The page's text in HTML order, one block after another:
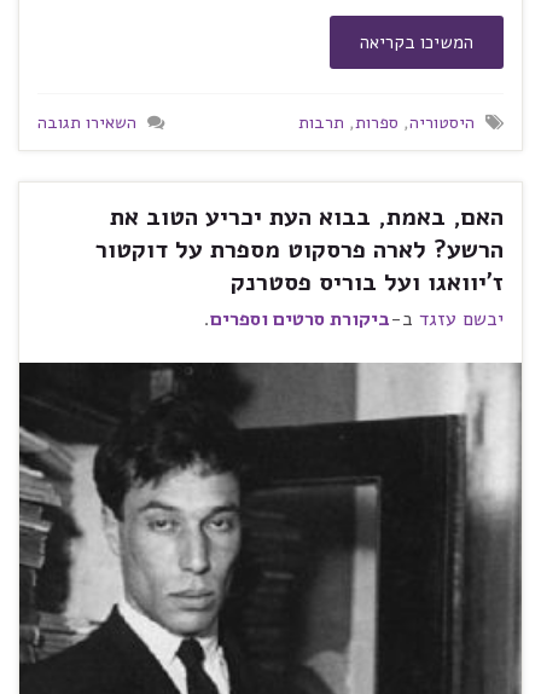
המשיכו בקריאה
היסטוריה, ספרות, תרבות השאירו תגובה
האם, באמת, בבוא העת יכריע הטוב את
הרשע? לארה פרסקוט מספרת על דוקטור
ז'יוואגו ועל בוריס פסטרנק
יבשם עזגד ב-ביקורת סרטים וספרים.